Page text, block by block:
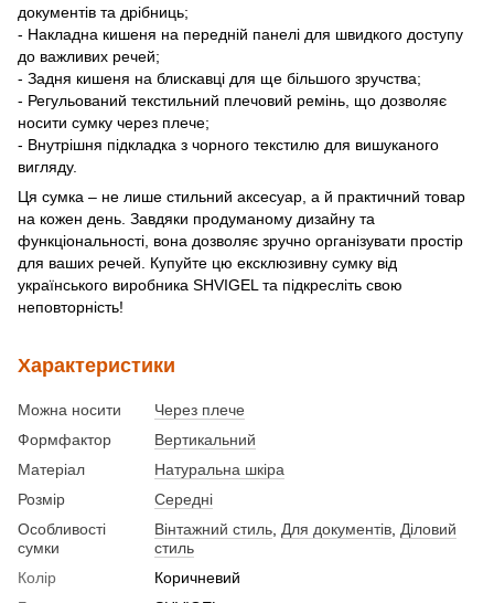
документів та дрібниць;
- Накладна кишеня на передній панелі для швидкого доступу
до важливих речей;
- Задня кишеня на блискавці для ще більшого зручства;
- Регульований текстильний плечовий ремінь, що дозволяє
носити сумку через плече;
- Внутрішня підкладка з чорного текстилю для вишуканого
вигляду.
Ця сумка – не лише стильний аксесуар, а й практичний товар
на кожен день. Завдяки продуманому дизайну та
функціональності, вона дозволяє зручно організувати простір
для ваших речей. Купуйте цю ексклюзивну сумку від
українського виробника SHVIGEL та підкресліть свою
неповторність!
Характеристики
Можна носити
Через плече
Формфактор
Вертикальний
Матеріал
Натуральна шкіра
Розмір
Середні
Особливості
сумки
Вінтажний стиль Для документів Діловий
стиль
Колір
Коричневий